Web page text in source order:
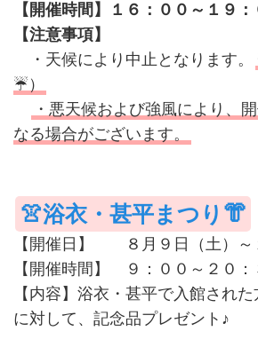
【開催時間】１６：００～１９：
【注意事項】
・天候により中止となります。
☔）
・悪天候および強風により、
なる場合がございます。
👚浴衣・甚平まつり👘
【開催日】 ８月９日（土）～
【開催時間】 ９：００～２０：
【内容】浴衣・甚平で入館され
に対して、記念品プレゼント♪